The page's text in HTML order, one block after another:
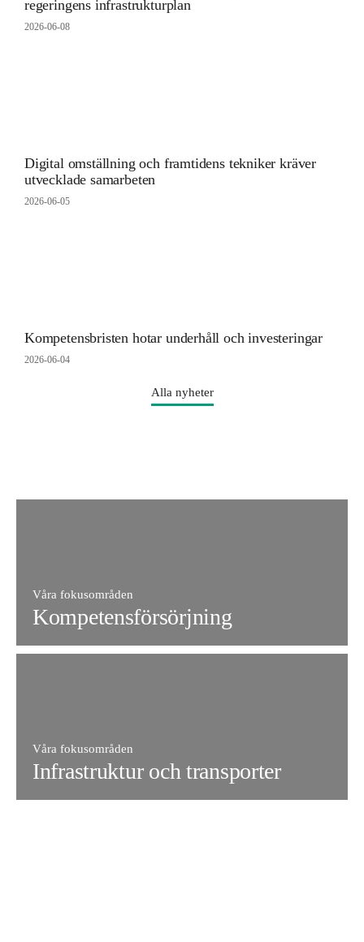
regeringens infrastrukturplan
2026-06-08
Digital omställning och framtidens tekniker kräver
utvecklade samarbeten
2026-06-05
Kompetensbristen hotar underhåll och investeringar
2026-06-04
Alla nyheter
Våra fokusområden
Kompetensförsörjning
Våra fokusområden
Infrastruktur och transporter